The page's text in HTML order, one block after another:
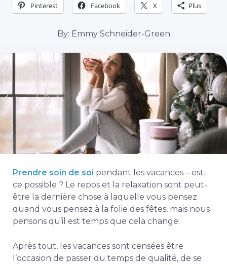
Pinterest Facebook X Plus
By: Emmy Schneider-Green
Prendre soin de soi pendant les vacances – est-
ce possible ? Le repos et la relaxation sont peut-
être la dernière chose à laquelle vous pensez
quand vous pensez à la folie des fêtes, mais nous
pensons qu’il est temps que cela change.
Après tout, les vacances sont censées être
l’occasion de passer du temps de qualité, de se